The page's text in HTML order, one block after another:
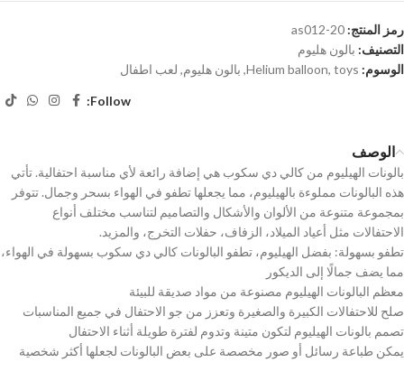
رمز المنتج: as012-20
التصنيف: بالون هليوم
الوسوم:
Helium balloon, toys
, بالون هليوم, لعب اطفال
Follow:
الوصف
بالونات الهيليوم من كالي دي سكوب هي إضافة رائعة لأي مناسبة احتفالية. تأتي
هذه البالونات مملوءة بالهيليوم، مما يجعلها تطفو في الهواء بسحر وجمال. تتوفر
بمجموعة متنوعة من الألوان والأشكال والتصاميم لتناسب مختلف أنواع
الاحتفالات مثل أعياد الميلاد، الزفاف، حفلات التخرج، والمزيد.
تطفو بسهولة: بفضل الهيليوم، تطفو البالونات كالي دي سكوب بسهولة في الهواء،
مما يضف جمالًا إلى الديكور
معظم البالونات الهيليوم مصنوعة من مواد صديقة للبيئة
صلح للاحتفالات الكبيرة والصغيرة وتعزز من جو الاحتفال في جميع المناسبات
تصمم بالونات الهيليوم لتكون متينة وتدوم لفترة طويلة أثناء الاحتفال
يمكن طباعة رسائل أو صور مخصصة على بعض البالونات لجعلها أكثر شخصية